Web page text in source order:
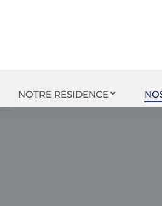
NOTRE RÉSIDENCE